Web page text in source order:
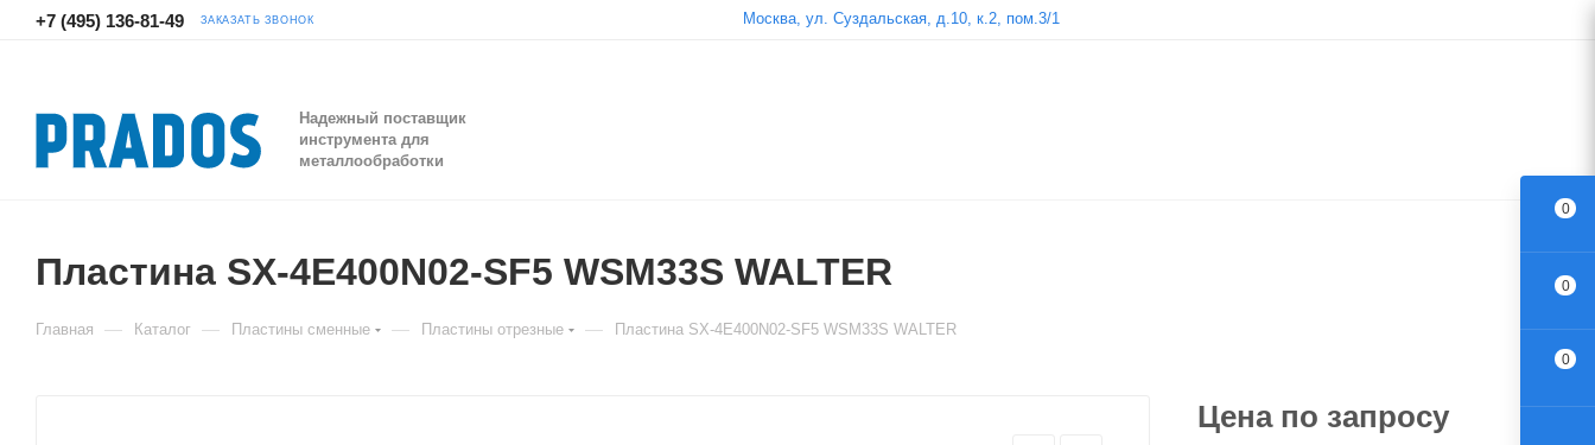
+7 (495) 136-81-49 ЗАКАЗАТЬ ЗВОНОК Москва, ул. Суздальская, д.10, к.2, пом.3/1
Надежный поставщик
инструмента для
металлообработки
Пластина SX-4E400N02-SF5 WSM33S WALTER
Главная — Каталог — Пластины сменные — Пластины отрезные — Пластина SX-4E400N02-SF5 WSM33S WALTER
Цена по запросу
0
0
0